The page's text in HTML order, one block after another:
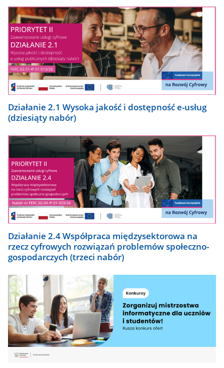
Działanie 2.1 Wysoka jakość i dostępność e-usług
(dziesiąty nabór)
Działanie 2.4 Współpraca międzysektorowa na
rzecz cyfrowych rozwiązań problemów społeczno-
gospodarczych (trzeci nabór)